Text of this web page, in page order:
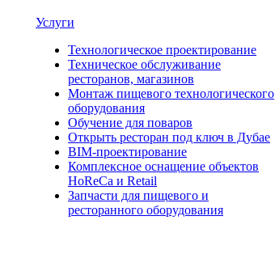
Услуги
Технологическое проектирование
Техническое обслуживание
ресторанов, магазинов
Монтаж пищевого технологического
оборудования
Обучение для поваров
Открыть ресторан под ключ в Дубае
BIM-проектирование
Комплексное оснащение объектов
HoReCa и Retail
Запчасти для пищевого и
ресторанного оборудования